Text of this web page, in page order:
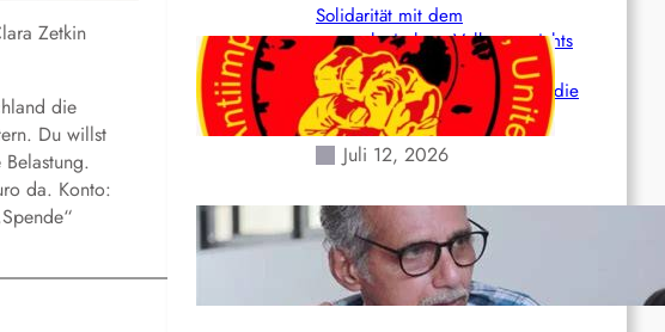
Zetkin
die
Du willst
da. Konto:
Solidarität mit dem
venezolanischem Volk angesichts
der verlorenen Leben und der
katastrophalen Situation durch die
Erdbeben des 24. Juni!
Juli 12, 2026
Indien: „Die Politik der
Kapitulation“ von K. Murali (Ajith)
Juli 1, 2026